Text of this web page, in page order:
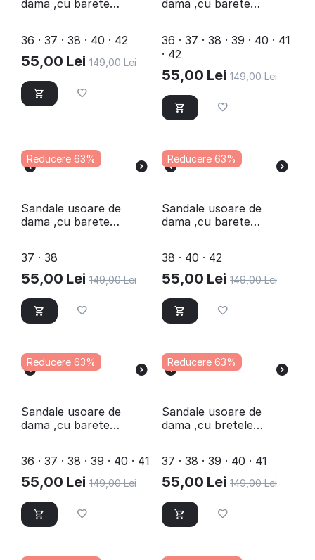
dama ,cu barete
36 · 37 · 38 · 40 · 42
55,00 Lei 149,00 Lei
dama ,cu barete
36 · 37 · 38 · 39 · 40 · 41
· 42
55,00 Lei 149,00 Lei
Reducere 63%
Sandale usoare de
dama ,cu barete
37 · 38
55,00 Lei 149,00 Lei
Reducere 63%
Sandale usoare de
dama ,cu barete
38 · 40 · 42
55,00 Lei 149,00 Lei
Reducere 63%
Sandale usoare de
dama ,cu barete
36 · 37 · 38 · 39 · 40 · 41
55,00 Lei 149,00 Lei
Reducere 63%
Sandale usoare de
dama ,cu bretele
37 · 38 · 39 · 40 · 41
55,00 Lei 149,00 Lei